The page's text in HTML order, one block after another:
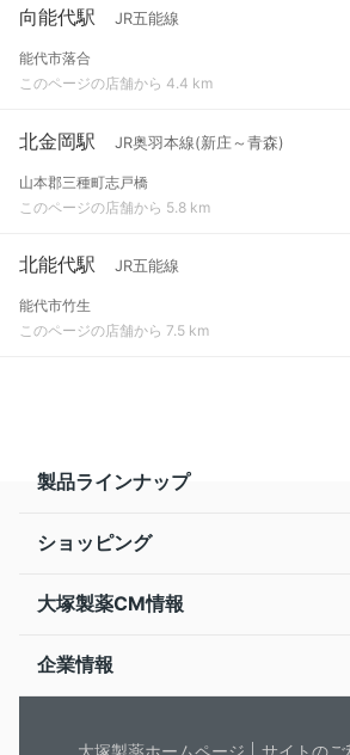
向能代駅 JR五能線
能代市落合
このページの店舗から 4.4 km
北金岡駅 JR奥羽本線(新庄～青森)
山本郡三種町志戸橋
このページの店舗から 5.8 km
北能代駅 JR五能線
能代市竹生
このページの店舗から 7.5 km
製品ラインナップ
ショッピング
大塚製薬CM情報
企業情報